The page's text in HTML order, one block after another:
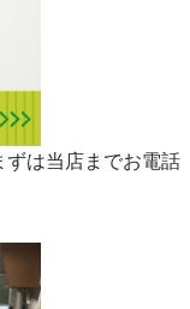
は当店までお電話